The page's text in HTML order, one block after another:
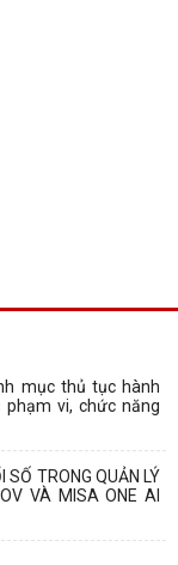
mục thủ tục hành
vi, chức năng
SỐ TRONG QUẢN LÝ
VÀ MISA ONE AI